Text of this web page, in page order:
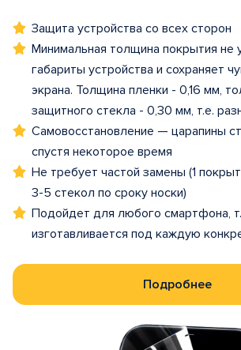
Защита устройства со всех сторон
Минимальная толщина покрытия не
габариты устройства и сохраняет
экрана. Толщина пленки - 0,16 мм,
защитного стекла - 0,30 мм, т.е.
Самовосстановление — царапины
спустя некоторое время
Не требует частой замены (1
3-5 стекол по сроку носки)
Подойдет для любого смартфона,
изготавливается под каждую
Подробнее